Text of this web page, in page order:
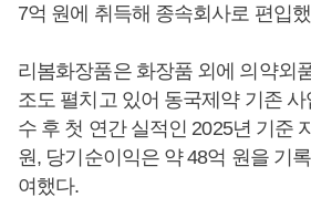
7억 원에 취득해 종속회사로 편입
리봄화장품은 화장품 외에 의약외
조도 펼치고 있어 동국제약 기존
수 후 첫 연간 실적인 2025년 기준
원, 당기순이익은 약 48억 원을 기
여했다.